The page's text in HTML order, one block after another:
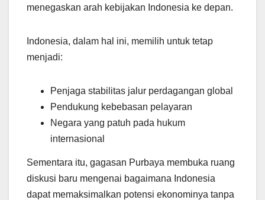
menegaskan arah kebijakan Indonesia ke depan.
Indonesia, dalam hal ini, memilih untuk tetap
menjadi:
Penjaga stabilitas jalur perdagangan global
Pendukung kebebasan pelayaran
Negara yang patuh pada hukum
internasional
Sementara itu, gagasan Purbaya membuka ruang
diskusi baru mengenai bagaimana Indonesia
dapat memaksimalkan potensi ekonominya tanpa